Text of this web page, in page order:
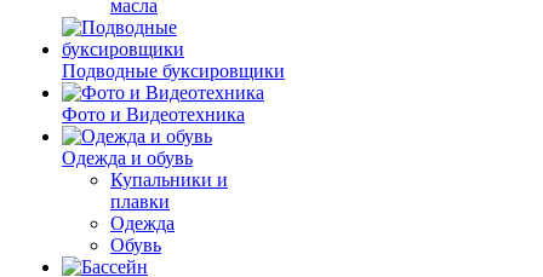
масла
Подводные буксировщики
Фото и Видеотехника
Одежда и обувь
Купальники и
плавки
Одежда
Обувь